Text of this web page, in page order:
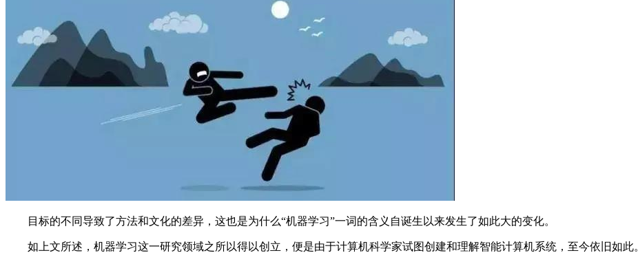
目标的不同导致了方法和文化的差异，这也是为什么“机器学习”一词的含义自诞生以来发生了如此大的变化。
如上文所述，机器学习这一研究领域之所以得以创立，便是由于计算机科学家试图创建和理解智能计算机系统，至今依旧如此。